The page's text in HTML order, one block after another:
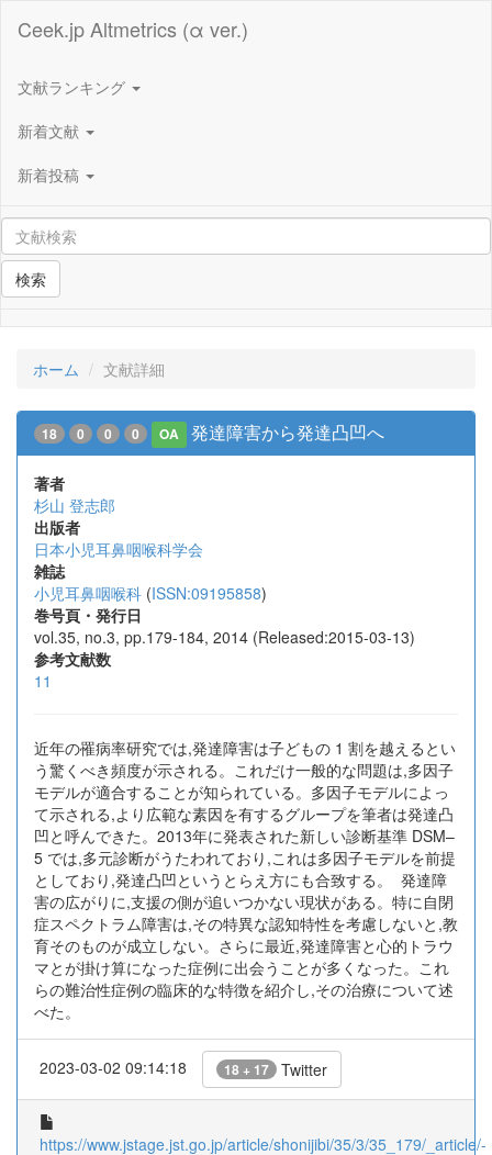
Ceek.jp Altmetrics (α ver.)
文献ランキング
新着文献
新着投稿
検索
ホーム 文献詳細
18 0 0 0 OA 発達障害から発達凸凹へ
著者
杉山 登志郎
出版者
日本小児耳鼻咽喉科学会
雑誌
小児耳鼻咽喉科 (ISSN:09195858)
巻号頁・発行日
vol.35, no.3, pp.179-184, 2014 (Released:2015-03-13)
参考文献数
11
近年の罹病率研究では,発達障害は子どもの 1 割を越えるとい
う驚くべき頻度が示される。これだけ一般的な問題は,多因子
モデルが適合することが知られている。多因子モデルによっ
て示される,より広範な素因を有するグループを筆者は発達凸
凹と呼んできた。2013年に発表された新しい診断基準 DSM–
5 では,多元診断がうたわれており,これは多因子モデルを前提
としており,発達凸凹というとらえ方にも合致する。 発達障
害の広がりに,支援の側が追いつかない現状がある。特に自閉
症スペクトラム障害は,その特異な認知特性を考慮しないと,教
育そのものが成立しない。さらに最近,発達障害と心的トラウ
マとが掛け算になった症例に出会うことが多くなった。これ
らの難治性症例の臨床的な特徴を紹介し,その治療について述
べた。
2023-03-02 09:14:18 18 + 17 Twitter
https://www.jstage.jst.go.jp/article/shonijibi/35/3/35_179/_article/-